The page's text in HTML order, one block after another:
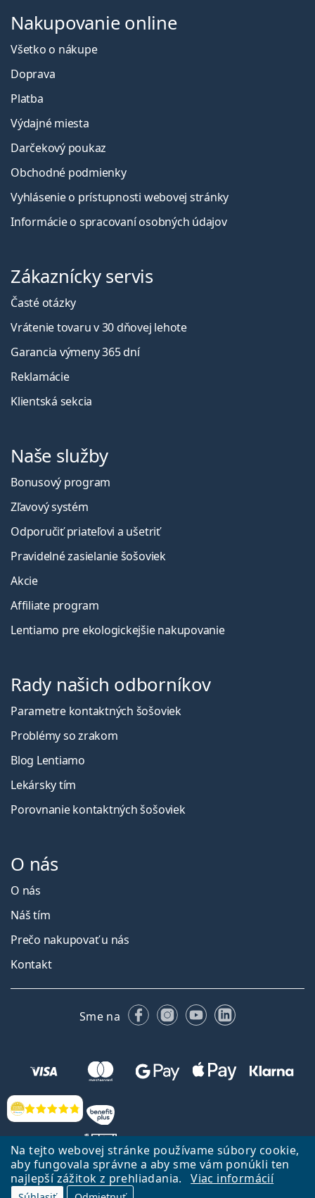
Na tejto webovej stránke používame súbory cookie,
aby fungovala správne a aby sme vám ponúkli ten
najlepší zážitok z prehliadania.
Viac informácií
Hodnotenia
Nakupovanie online
Všetko o nákupe
Doprava
Platba
Výdajné miesta
Darčekový poukaz
Obchodné podmienky
Vyhlásenie o prístupnosti webovej stránky
Informácie o spracovaní osobných údajov
Zákaznícky servis
Časté otázky
Vrátenie tovaru v 30 dňovej lehote
Garancia výmeny 365 dní
Reklamácie
Klientská sekcia
Naše služby
Bonusový program
Zľavový systém
Odporučiť priateľovi a ušetriť
Pravidelné zasielanie šošoviek
Akcie
Affiliate program
Lentiamo pre ekologickejšie nakupovanie
Rady našich odborníkov
Parametre kontaktných šošoviek
Problémy so zrakom
Blog Lentiamo
Lekársky tím
Porovnanie kontaktných šošoviek
O nás
O nás
Náš tím
Prečo nakupovať u nás
Kontakt
Sme na FacebookuInstagrame
YouTubeLinkedIn
Späť na Úvodnu stránku